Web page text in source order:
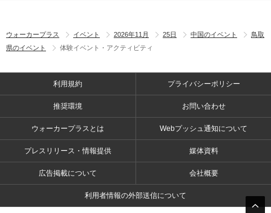
ウォーカープラス イベント 2026年11月 25日 中国のイベント
鳥取
県のイベント
体験イベント・アクティビティ
利用規約 プライバシーポリシー
推奨環境 お問い合わせ
ウォーカープラスとは Webプッシュ通知について
プレスリリース・情報提供 媒体資料
広告掲載について 会社概要
利用者情報の外部送信について